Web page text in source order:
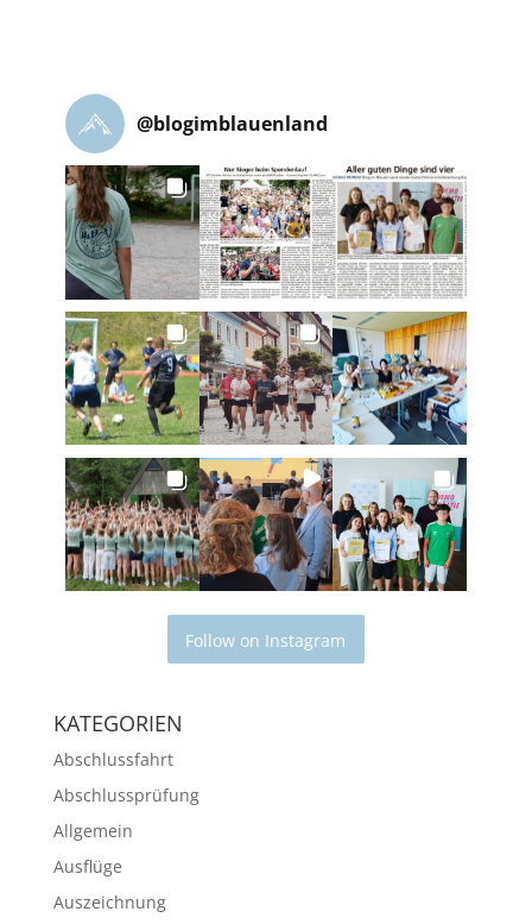
@blogimblauenland
Follow on Instagram
KATEGORIEN
Abschlussfahrt
Abschlussprüfung
Allgemein
Ausflüge
Auszeichnung